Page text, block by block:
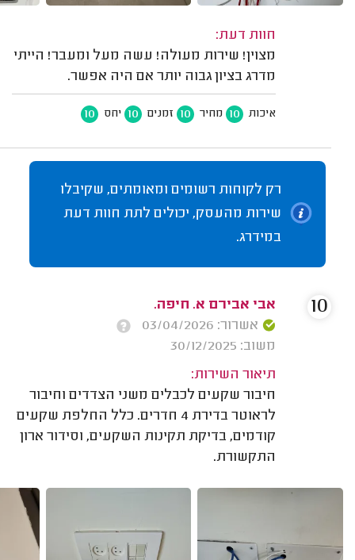
חוות דעת:
מצוין! שירות מעולה! עשה מעל ומעבר! הייתי
מדרג בציון גבוה יותר אם היה אפשר.
איכות 10 מחיר 10 זמנים 10 יחס 10
רק לקוחות רשומים ומאומתים, שקיבלו
שירות מהעסק, יכולים לתת חוות דעת
במידרג.
אבי אבירם א. חיפה.
אשרור: 03/04/2026
משוב: 30/12/2025
תיאור השירות:
חיבור שקעים לכבלים משני הצדדים וחיבור
לראוטר בדירת 4 חדרים. כלל החלפת שקעים
קודמים, בדיקת תקינות השקעים, וסידור ארון
התקשורת.
10